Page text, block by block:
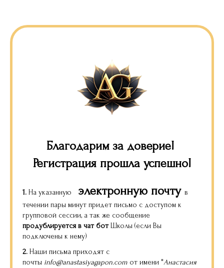
Благодарим за доверие!
Регистрация прошла успешно!
1. На указанную электронную почту в
течении пары минут придет письмо с доступом к
групповой сессии, а так же сообщение
продублируется в чат ботШколы (если Вы
подключены к нему)
2. Наши письма приходят с
почты info@anastasiyagapon.com от имени "Анастасия